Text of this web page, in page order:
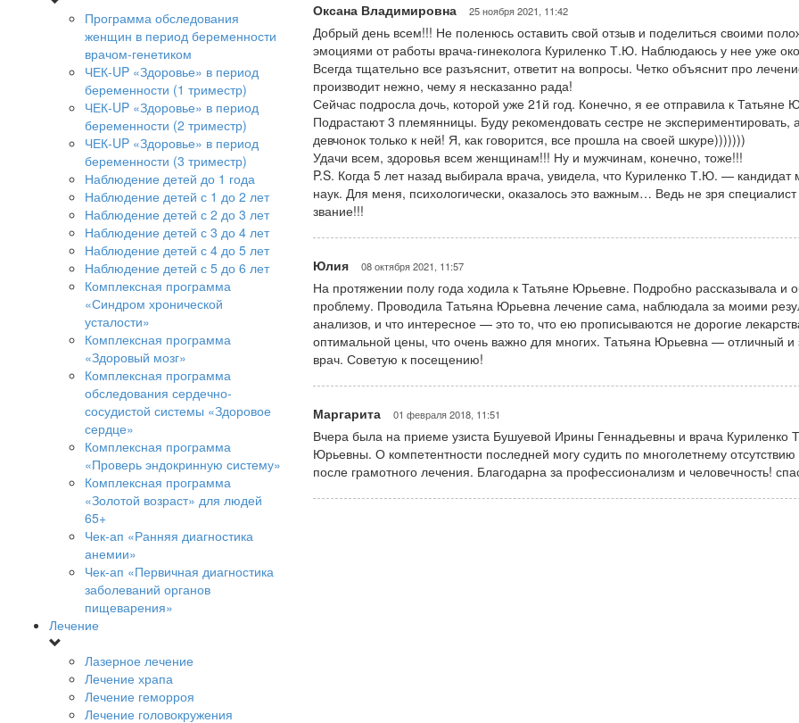
Программа обследования
женщин в период беременности
врачом-генетиком
ЧЕК-UP «Здоровье» в период
беременности (1 триместр)
ЧЕК-UP «Здоровье» в период
беременности (2 триместр)
ЧЕК-UP «Здоровье» в период
беременности (3 триместр)
Наблюдение детей до 1 года
Наблюдение детей с 1 до 2 лет
Наблюдение детей с 2 до 3 лет
Наблюдение детей с 3 до 4 лет
Наблюдение детей с 4 до 5 лет
Наблюдение детей с 5 до 6 лет
Комплексная программа
«Синдром хронической
усталости»
Комплексная программа
«Здоровый мозг»
Комплексная программа
обследования сердечно-
сосудистой системы «Здоровое
сердце»
Комплексная программа
«Проверь эндокринную систему»
Комплексная программа
«Золотой возраст» для людей
65+
Чек-ап «Ранняя диагностика
анемии»
Чек-ап «Первичная диагностика
заболеваний органов
пищеварения»
Лечение
Лазерное лечение
Лечение храпа
Лечение геморроя
Лечение головокружения
Оксана Владимировна 25 ноября 2021, 11:42
Добрый день всем!!! Не поленюсь оставить свой отзыв и поделиться своими
эмоциями от работы врача-гинеколога Куриленко Т.Ю. Наблюдаюсь у нее уже
Всегда тщательно все разъяснит, ответит на вопросы. Четко объяснит про
производит нежно, чему я несказанно рада!
Сейчас подросла дочь, которой уже 21й год. Конечно, я ее отправила к Татьяне
Подрастают 3 племянницы. Буду рекомендовать сестре не экспериментировать,
девчонок только к ней! Я, как говорится, все прошла на своей шкуре)))))))
Удачи всем, здоровья всем женщинам!!! Ну и мужчинам, конечно, тоже!!!
P.S. Когда 5 лет назад выбирала врача, увидела, что Куриленко Т.Ю. — кандидат
наук. Для меня, психологически, оказалось это важным… Ведь не зря специалист
звание!!!
Юлия 08 октября 2021, 11:57
На протяжении полу года ходила к Татьяне Юрьевне. Подробно рассказывала и
проблему. Проводила Татьяна Юрьевна лечение сама, наблюдала за моими
анализов, и что интересное — это то, что ею прописываются не дорогие
оптимальной цены, что очень важно для многих. Татьяна Юрьевна — отличный и
врач. Советую к посещению!
Маргарита 01 февраля 2018, 11:51
Вчера была на приеме узиста Бушуевой Ирины Геннадьевны и врача Куриленко
Юрьевны. О компетентности последней могу судить по многолетнему
после грамотного лечения. Благодарна за профессионализм и человечность!